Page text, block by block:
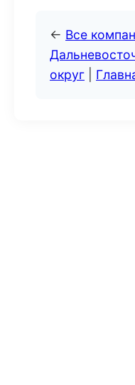
← Все
округ